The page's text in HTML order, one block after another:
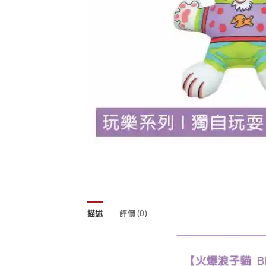
描述 評價 (0)